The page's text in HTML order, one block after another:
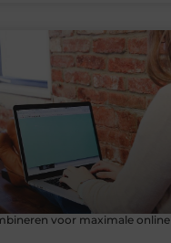
voor maximale online